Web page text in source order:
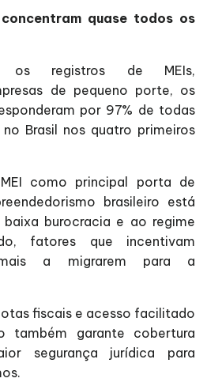
quase todos os
os registros de MEIs,
de pequeno porte, os
por 97% de todas
Brasil nos quatro primeiros
como principal porta de
brasileiro está
burocracia e ao regime
fatores que incentivam
a migrarem para a
fiscais e acesso facilitado
também garante cobertura
segurança jurídica para